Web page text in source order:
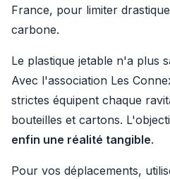
France, pour limiter
carbone.
Le plastique jetable n'a plus
Avec l'association Les
strictes équipent chaque
bouteilles et cartons.
enfin une réalité tangible.
Pour vos déplacements,